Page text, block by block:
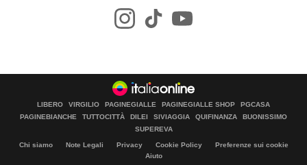
LIBERO VIRGILIO PAGINEGIALLE PAGINEGIALLE SHOP
PGCASA
PAGINEBIANCHE
TUTTOCITTÀ DILEI SIVIAGGIA QUIFINANZA
BUONISSIMO
SUPEREVA
Chi siamo Note Legali Privacy Cookie Policy
Preferenze sui cookie
Aiuto